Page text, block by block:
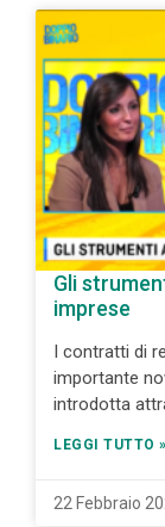
Gli
imprese
I contratti di
importante
introdotta
LEGGI TUTTO »
22 Febbraio